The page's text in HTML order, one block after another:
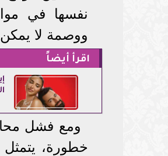
نفسها في
ووصمة لا
اقرأ أيضاً
ومع فشل
خطورة، يتمثل